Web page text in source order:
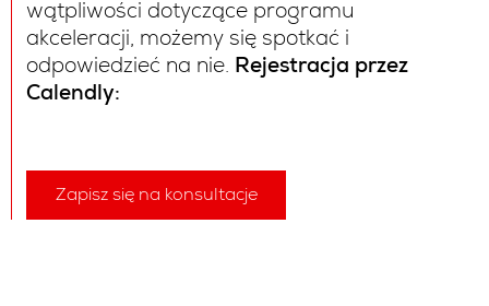
wątpliwości dotyczące programu
akceleracji, możemy się spotkać i
odpowiedzieć na nie. Rejestracja przez
Calendly:
Zapisz się na konsultacje